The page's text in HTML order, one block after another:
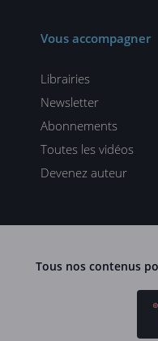
Vous accompagner
Librairies
Newsletter
Abonnements
Toutes les vidéos
Devenez auteur
Tous nos contenus